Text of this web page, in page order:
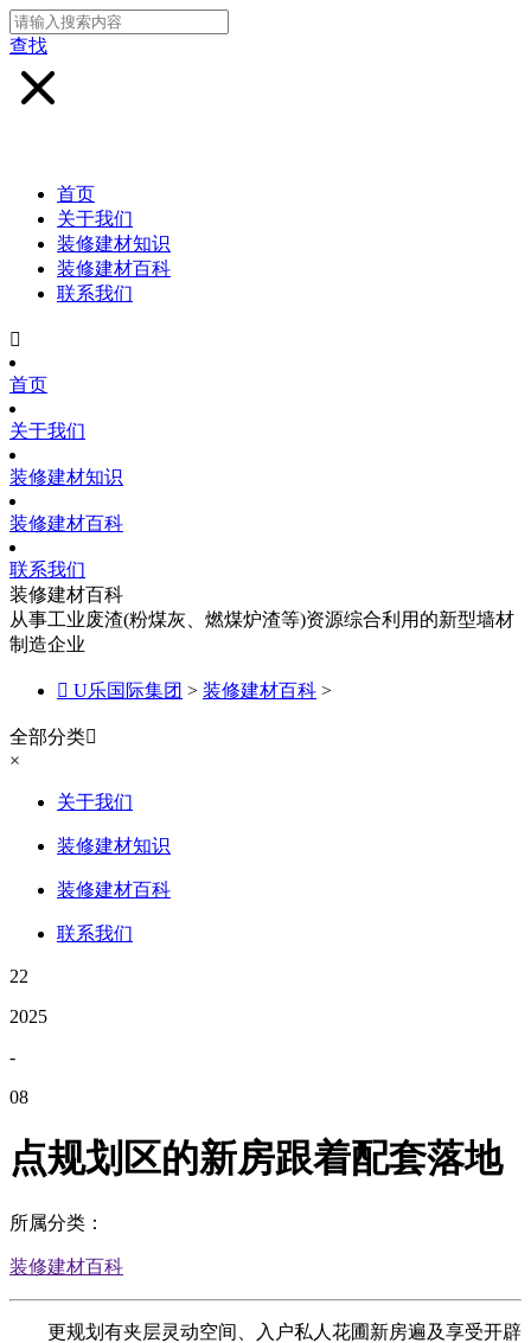
查找
首页
关于我们
装修建材知识
装修建材百科
联系我们

首页
关于我们
装修建材知识
装修建材百科
联系我们
装修建材百科
从事工业废渣(粉煤灰、燃煤炉渣等)资源综合利用的新型墙材
制造企业
 U乐国际集团 > 装修建材百科 >
全部分类
×
关于我们
装修建材知识
装修建材百科
联系我们
22
2025
-
08
点规划区的新房跟着配套落地
所属分类：
装修建材百科
更规划有夹层灵动空间、入户私人花圃新房遍及享受开辟